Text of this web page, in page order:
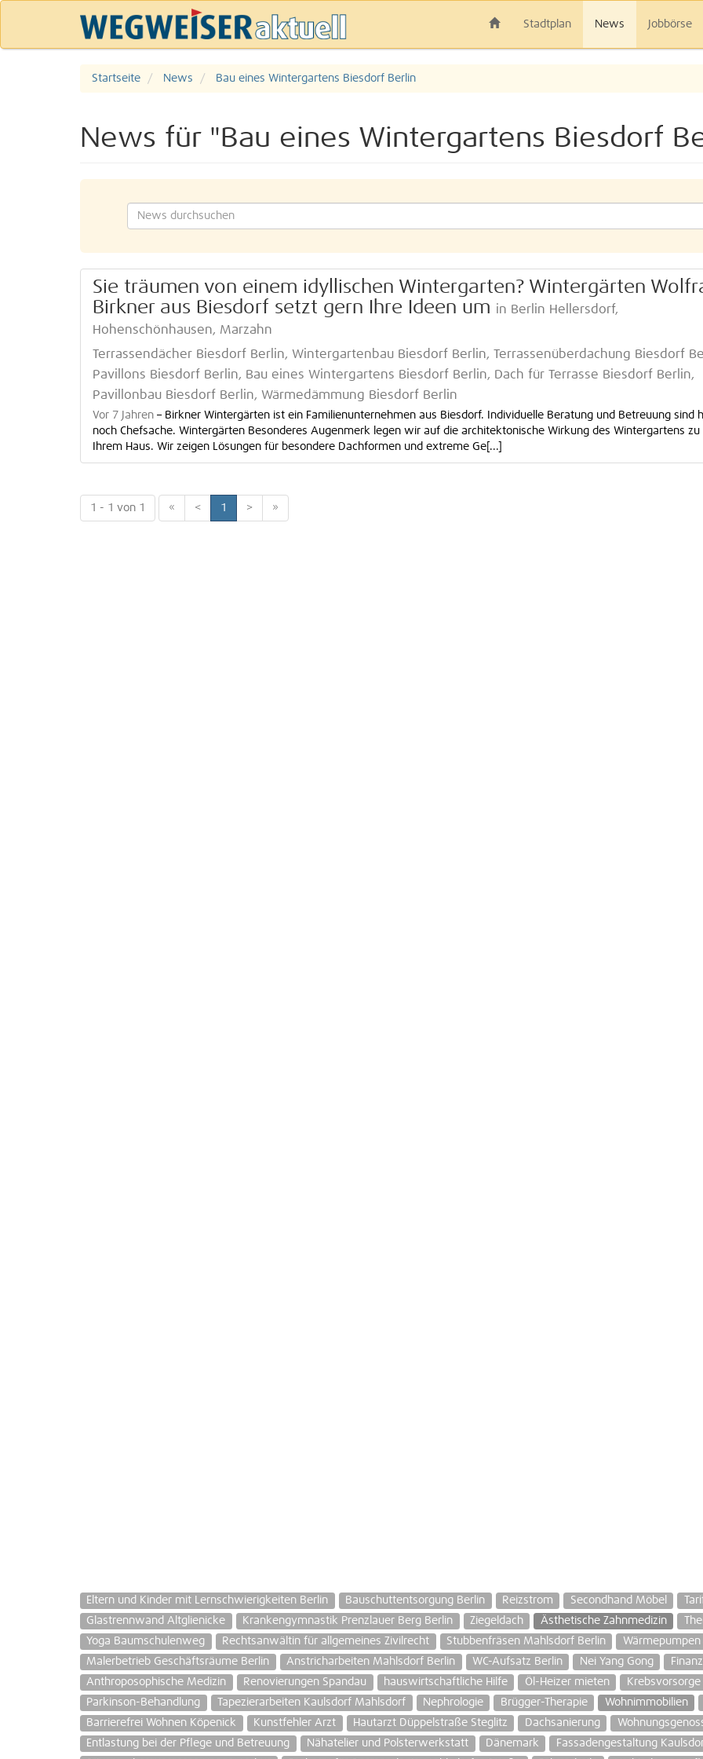
Stadtplan News Jobbörse
Startseite News Bau eines Wintergartens Biesdorf Berlin
News für "Bau eines Wintergartens Biesdorf
Sie träumen von einem idyllischen Wintergarten? Wintergärten
Birkner aus Biesdorf setzt gern Ihre Ideen um in Berlin Hellersdorf,
Hohenschönhausen, Marzahn
Terrassendächer Biesdorf Berlin, Wintergartenbau Biesdorf Berlin, Terrassenüberdachung Biesdorf
Pavillons Biesdorf Berlin, Bau eines Wintergartens Biesdorf Berlin, Dach für Terrasse Biesdorf Berlin,
Pavillonbau Biesdorf Berlin, Wärmedämmung Biesdorf Berlin
Vor 7 Jahren – Birkner Wintergärten ist ein Familienunternehmen aus Biesdorf. Individuelle Beratung und Betreuung sind
noch Chefsache. Wintergärten Besonderes Augenmerk legen wir auf die architektonische Wirkung des Wintergartens zu
Ihrem Haus. Wir zeigen Lösungen für besondere Dachformen und extreme Ge[...]
1 - 1 von 1 « < 1 > »
Eltern und Kinder mit Lernschwierigkeiten Berlin Bauschuttentsorgung Berlin Reizstrom Secondhand Möbel
Glastrennwand Altglienicke
Krankengymnastik Prenzlauer Berg Berlin Ziegeldach Ästhetische Zahnmedizin
Yoga Baumschulenweg
Rechtsanwältin für allgemeines Zivilrecht Stubbenfräsen Mahlsdorf Berlin
Malerbetrieb Geschäftsräume Berlin
Anstricharbeiten Mahlsdorf Berlin WC-Aufsatz Berlin Nei Yang Gong
Anthroposophische Medizin
Renovierungen Spandau hauswirtschaftliche Hilfe Öl-Heizer mieten Krebsvorsorge
Parkinson-Behandlung
Tapezierarbeiten Kaulsdorf Mahlsdorf Nephrologie Brügger-Therapie Wohnimmobilien
Barrierefrei Wohnen Köpenick
Kunstfehler Arzt Hautarzt Düppelstraße Steglitz Dachsanierung
Entlastung bei der Pflege und Betreuung
Nähatelier und Polsterwerkstatt Dänemark Fassadengestaltung